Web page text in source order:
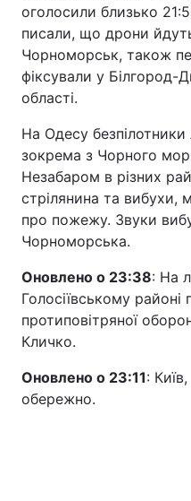
оголосили близько
писали, що дрони
Чорноморськ, також
фіксували у Білгород-
області.
На Одесу безпілотники
зокрема з Чорного
Незабаром в різних
стрілянина та вибухи,
про пожежу. Звуки
Чорноморська.
Оновлено о 23:38: На
Голосіївському
протиповітряної
Кличко.
Оновлено о 23:11:
обережно.